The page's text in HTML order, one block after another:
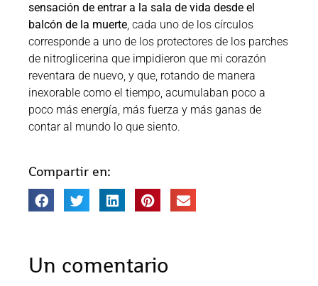
sensación de entrar a la sala de vida desde el
balcón de la muerte, cada uno de los círculos
corresponde a uno de los protectores de los parches
de nitroglicerina que impidieron que mi corazón
reventara de nuevo, y que, rotando de manera
inexorable como el tiempo, acumulaban poco a
poco más energía, más fuerza y más ganas de
contar al mundo lo que siento.
Compartir en:
Un comentario